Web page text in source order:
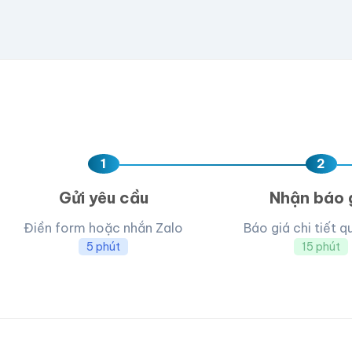
1
Gửi yêu cầu
Điền form hoặc nhắn Zalo
5 phút
2
Nhận báo
Báo giá chi tiết
15 phút